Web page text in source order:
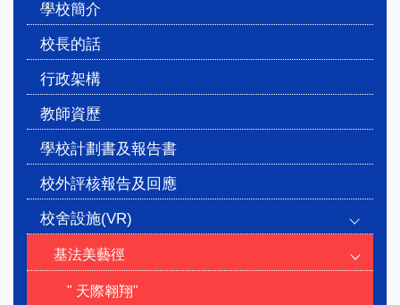
navigation
學校簡介
校長的話
行政架構
教師資歷
學校計劃書及報告書
校外評核報告及回應
校舍設施(VR)
基法美藝徑
" 天際翱翔"